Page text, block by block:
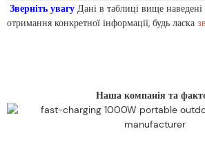
Зверніть увагу Дані в таблиці вище
отримання конкретної інформації, будь ласка
Наша компанія та